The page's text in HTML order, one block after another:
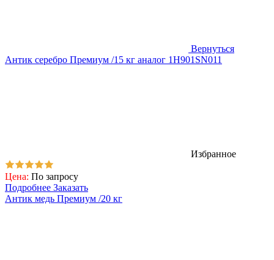
Вернуться
Антик серебро Премиум /15 кг аналог 1H901SN011
Избранное
Цена: По запросу
Подробнее Заказать
Антик медь Премиум /20 кг